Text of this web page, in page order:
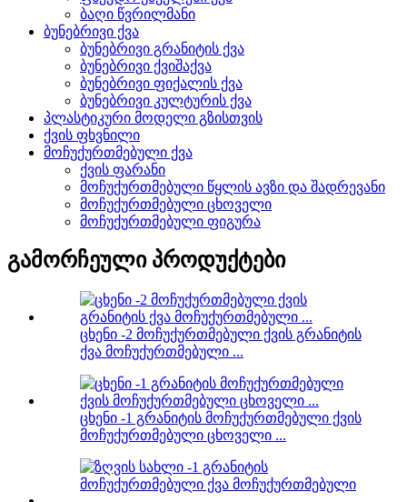
ბაღი წვრილმანი
ბუნებრივი ქვა
ბუნებრივი გრანიტის ქვა
ბუნებრივი ქვიშაქვა
ბუნებრივი ფიქალის ქვა
ბუნებრივი კულტურის ქვა
პლასტიკური მოდელი გზისთვის
ქვის ფხვნილი
მოჩუქურთმებული ქვა
ქვის ფარანი
მოჩუქურთმებული წყლის ავზი და შადრევანი
მოჩუქურთმებული ცხოველი
მოჩუქურთმებული ფიგურა
გამორჩეული პროდუქტები
ცხენი -2 მოჩუქურთმებული ქვის გრანიტის
ქვა მოჩუქურთმებული ...
ცხენი -1 გრანიტის მოჩუქურთმებული ქვის
მოჩუქურთმებული ცხოველი ...